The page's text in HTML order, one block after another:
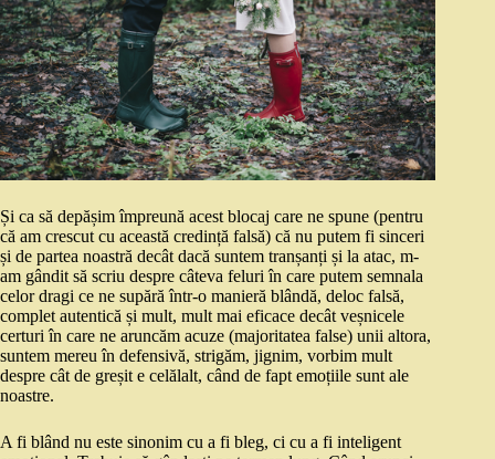
Și ca să depășim împreună acest blocaj care ne spune (pentru
că am crescut cu această credință falsă) că nu putem fi sinceri
și de partea noastră decât dacă suntem tranșanți și la atac, m-
am gândit să scriu despre câteva feluri în care putem semnala
celor dragi ce ne supără într-o manieră blândă, deloc falsă,
complet autentică și mult, mult mai eficace decât veșnicele
certuri în care ne aruncăm acuze (majoritatea false) unii altora,
suntem mereu în defensivă, strigăm, jignim, vorbim mult
despre cât de greșit e celălalt, când de fapt emoțiile sunt ale
noastre.
A fi blând nu este sinonim cu a fi bleg, ci cu a fi inteligent